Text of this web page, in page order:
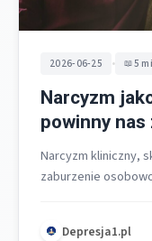
2026-06-25 • 5
Narcyzm
powinny
Narcyzm kliniczny,
zaburzenie
Depresja1.pl